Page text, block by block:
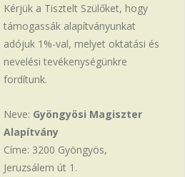
Kérjük a Tisztelt Szülőket, hogy
támogassák alapítványunkat
adójuk 1%-val, melyet oktatási és
nevelési tevékenységünkre
fordítunk.
Neve: Gyöngyösi Magiszter
Alapítvány
Címe: 3200 Gyöngyös,
Jeruzsálem út 1.